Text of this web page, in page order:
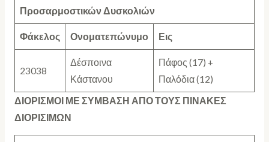
Προσαρμοστικών Δυσκολιών
Φάκελος Ονοματεπώνυμο Εις
23038
Δέσποινα
Κάστανου
Πάφος (17) +
Παλόδια (12)
ΔΙΟΡΙΣΜΟΙ ΜΕ ΣΥΜΒΑΣΗ ΑΠΟ ΤΟΥΣ ΠΙΝΑΚΕΣ
ΔΙΟΡΙΣΙΜΩΝ